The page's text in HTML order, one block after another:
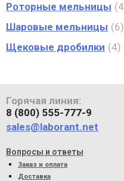
Роторные мельницы 4
Шаровые мельницы
6
Щековые дробилки 4
Горячая линия:
8 (800) 555-777-9
sales@laborant.net
Вопросы и ответы
Заказ и оплата
Доставка